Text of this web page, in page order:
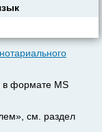
в формате MS
см. раздел